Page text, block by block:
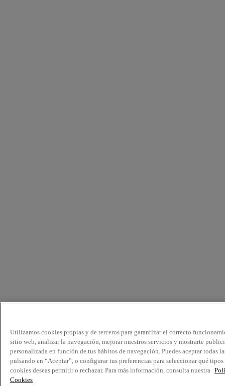
Utilizamos cookies propias y de terceros para garantizar el correcto
sitio web, analizar la navegación, mejorar nuestros servicios y mostrarte
personalizada en función de tus hábitos de navegación. Puedes aceptar todas
pulsando en “Aceptar”, o configurar tus preferencias para seleccionar qué tipos
cookies deseas permitir o rechazar. Para más información, consulta nuestra
Cookies